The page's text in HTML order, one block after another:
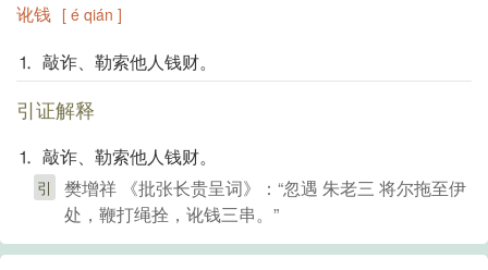
讹钱 [ é qián ]
⒈ 敲诈、勒索他人钱财。
引证解释
⒈ 敲诈、勒索他人钱财。
引
樊增祥 《批张长贵呈词》：“忽遇 朱老三 将尔拖至伊
处，鞭打绳拴，讹钱三串。”